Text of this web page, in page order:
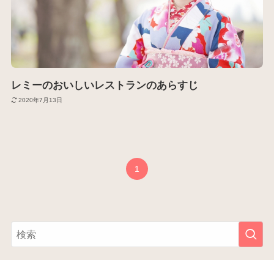
レミーのおいしいレストランのあらすじ
2020年7月13日
1